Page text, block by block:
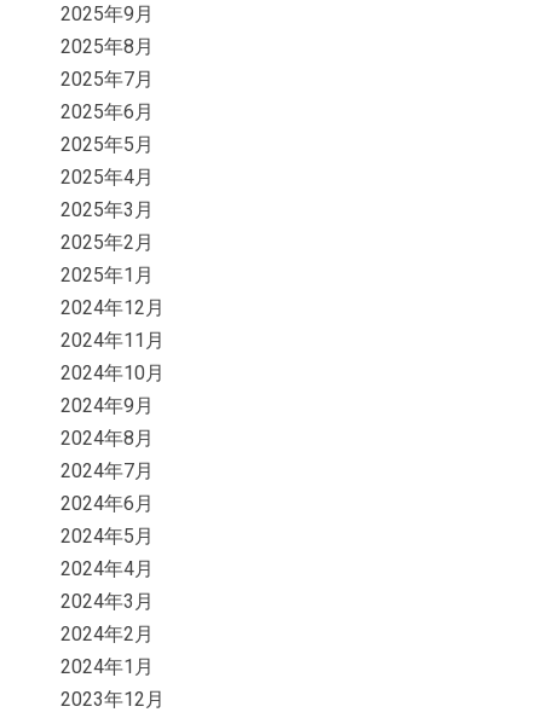
2025年9月
2025年8月
2025年7月
2025年6月
2025年5月
2025年4月
2025年3月
2025年2月
2025年1月
2024年12月
2024年11月
2024年10月
2024年9月
2024年8月
2024年7月
2024年6月
2024年5月
2024年4月
2024年3月
2024年2月
2024年1月
2023年12月